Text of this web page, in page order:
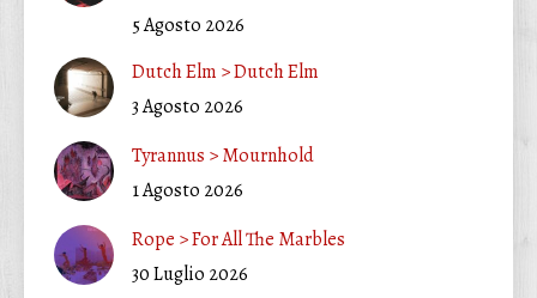
5 Agosto 2026
Dutch Elm > Dutch Elm
3 Agosto 2026
Tyrannus > Mournhold
1 Agosto 2026
Rope > For All The Marbles
30 Luglio 2026